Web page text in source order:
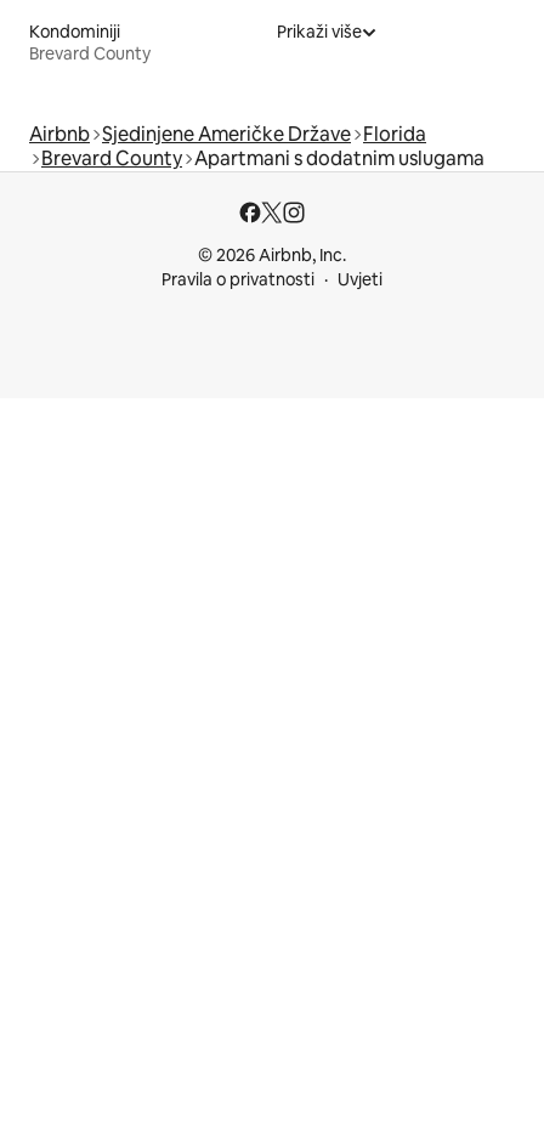
Kondominiji
Brevard County
Prikaži više
Airbnb Sjedinjene Američke Države Florida
Brevard County Apartmani s dodatnim uslugama
© 2026 Airbnb, Inc.
Pravila o privatnosti
Uvjeti